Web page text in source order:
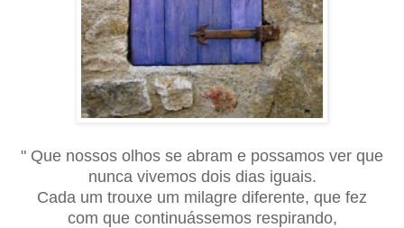
" Que nossos olhos se abram e possamos ver que
nunca vivemos dois dias iguais.
Cada um trouxe um milagre diferente, que fez
com que continuássemos respirando,